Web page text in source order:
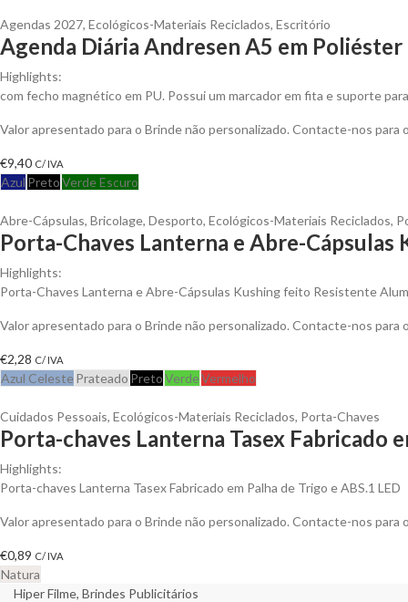
Agendas 2027, Ecológicos-Materiais Reciclados, Escritório
Agenda Diária Andresen A5 em
Highlights:
com fecho magnético em PU. Possui um marcador em fita e suporte
Valor apresentado para o Brinde não personalizado. Contacte-nos
€9,40 C/ IVA
Azul PretoVerde Escuro
Abre-Cápsulas, Bricolage, Desporto, Ecológicos-Materiais Reciclados,
Porta-Chaves Lanterna e Abre-Cápsulas
Highlights:
Porta-Chaves Lanterna e Abre-Cápsulas Kushing feito Resistente
Valor apresentado para o Brinde não personalizado. Contacte-nos
€2,28 C/ IVA
Azul Celeste Prateado PretoVerdeVermelho
Cuidados Pessoais, Ecológicos-Materiais Reciclados, Porta-Chaves
Porta-chaves Lanterna Tasex Fabricado
Highlights:
Porta-chaves Lanterna Tasex Fabricado em Palha de Trigo e ABS.1 LED
Valor apresentado para o Brinde não personalizado. Contacte-nos
€0,89 C/ IVA
Natura
Hiper Filme, Brindes Publicitários